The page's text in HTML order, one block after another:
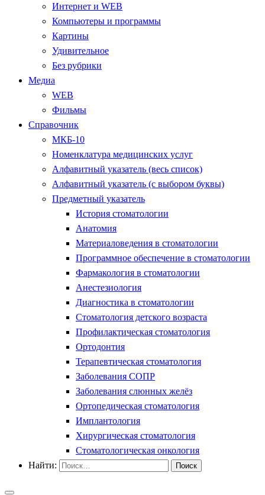
Интернет и WEB
Компьютеры и программы
Картины
Удивительное
Без рубрики
Медиа
WEB
Фильмы
Справочник
МКБ-10
Номенклатура медицинских услуг
Алфавитный указатель (весь список)
Алфавитный указатель (с выбором буквы)
Предметный указатель
История стоматологии
Анатомия
Материаловедения в стоматологии
Программное обеспечение в стоматологии
Фармакология в стоматологии
Анестезиология
Диагностика в стоматологии
Стоматология детского возраста
Профилактическая стоматология
Ортодонтия
Терапевтическая стоматология
Заболевания СОПР
Заболевания слюнных желёз
Ортопедическая стоматология
Имплантология
Хирургическая стоматология
Стоматологическая онкология
Найти: